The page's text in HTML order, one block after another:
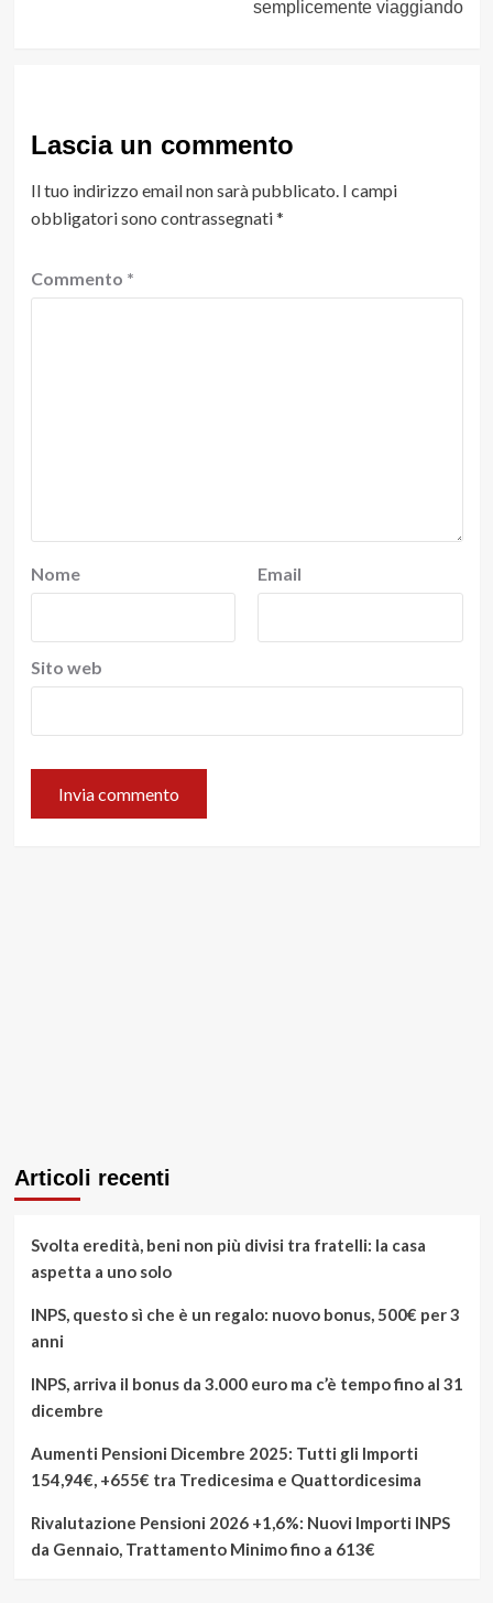
semplicemente viaggiando
Lascia un commento
Il tuo indirizzo email non sarà pubblicato. I campi
obbligatori sono contrassegnati*
Commento *
Nome Email
Sito web
Articoli recenti
Svolta eredità, beni non più divisi tra fratelli: la casa
aspetta a uno solo
INPS, questo sì che è un regalo: nuovo bonus, 500€ per 3
anni
INPS, arriva il bonus da 3.000 euro ma c’è tempo fino al 31
dicembre
Aumenti Pensioni Dicembre 2025: Tutti gli Importi
154,94€, +655€ tra Tredicesima e Quattordicesima
Rivalutazione Pensioni 2026 +1,6%: Nuovi Importi INPS
da Gennaio, Trattamento Minimo fino a 613€